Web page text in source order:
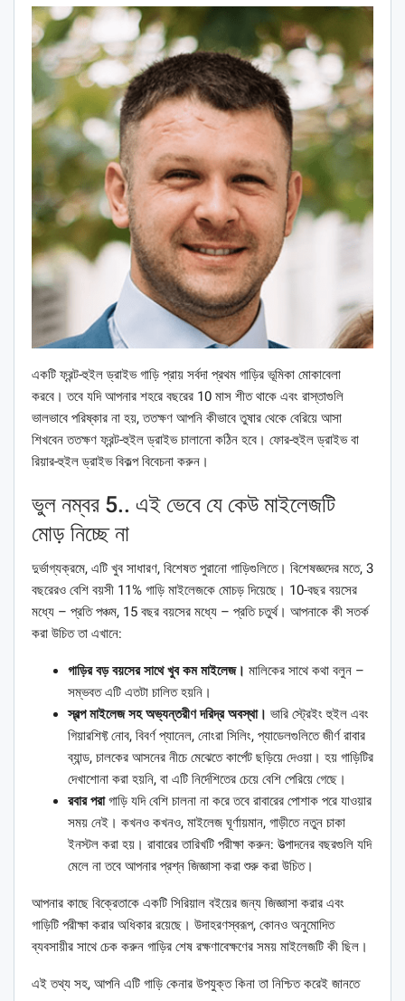
একটি ফ্রন্ট-হুইল ড্রাইভ গাড়ি প্রায় সর্বদা প্রথম গাড়ির ভূমিকা মোকাবেলা
করবে। তবে যদি আপনার শহরে বছরের 10 মাস শীত থাকে এবং রাস্তাগুলি
ভালভাবে পরিষ্কার না হয়, ততক্ষণ আপনি কীভাবে তুষার থেকে বেরিয়ে আসা
শিখবেন ততক্ষণ ফ্রন্ট-হুইল ড্রাইভ চালানো কঠিন হবে। ফোর-হুইল ড্রাইভ বা
রিয়ার-হুইল ড্রাইভ বিকল্প বিবেচনা করুন।
ভুল নম্বর 5.. এই ভেবে যে কেউ মাইলেজটি
মোড় নিচ্ছে না
দুর্ভাগ্যক্রমে, এটি খুব সাধারণ, বিশেষত পুরানো গাড়িগুলিতে। বিশেষজ্ঞদের মতে, 3
বছরেরও বেশি বয়সী 11% গাড়ি মাইলেজকে মোচড় দিয়েছে। 10-বছর বয়সের
মধ্যে – প্রতি পঞ্চম, 15 বছর বয়সের মধ্যে – প্রতি চতুর্থ। আপনাকে কী সতর্ক
করা উচিত তা এখানে:
গাড়ির বড় বয়সের সাথে খুব কম মাইলেজ। মালিকের সাথে কথা বলুন –
সম্ভবত এটি এতটা চালিত হয়নি।
স্বল্প মাইলেজ সহ অভ্যন্তরীণ দরিদ্র অবস্থা। ভারি স্ট্রেইং হুইল এবং
গিয়ারশিফ্ট নোব, বিবর্ণ প্যানেল, নোংরা সিলিং, প্যাডেলগুলিতে জীর্ণ রাবার
ব্যান্ড, চালকের আসনের নীচে মেঝেতে কার্পেট ছড়িয়ে দেওয়া। হয় গাড়িটির
দেখাশোনা করা হয়নি, বা এটি নির্দেশিতের চেয়ে বেশি পেরিয়ে গেছে।
রবার পরাগাড়ি যদি বেশি চালনা না করে তবে রাবারের পোশাক পরে যাওয়ার
সময় নেই। কখনও কখনও, মাইলেজ ঘূর্ণায়মান, গাড়ীতে নতুন চাকা
ইনস্টল করা হয়। রাবারের তারিখটি পরীক্ষা করুন: উত্পাদনের বছরগুলি যদি
মেলে না তবে আপনার প্রশ্ন জিজ্ঞাসা করা শুরু করা উচিত।
আপনার কাছে বিক্রেতাকে একটি সিরিয়াল বইয়ের জন্য জিজ্ঞাসা করার এবং
গাড়িটি পরীক্ষা করার অধিকার রয়েছে। উদাহরণস্বরূপ, কোনও অনুমোদিত
ব্যবসায়ীর সাথে চেক করুন গাড়ির শেষ রক্ষণাবেক্ষণের সময় মাইলেজটি কী ছিল।
এই তথ্য সহ, আপনি এটি গাড়ি কেনার উপযুক্ত কিনা তা নিশ্চিত করেই জানতে